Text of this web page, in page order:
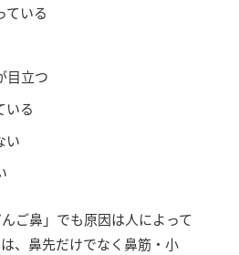
ている
目立つ
いる
い
ご鼻」でも原因は人によって
、鼻先だけでなく鼻筋・小